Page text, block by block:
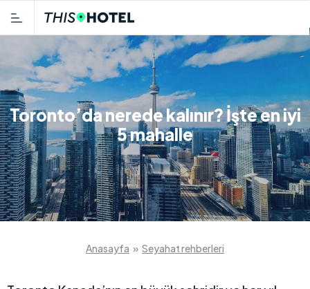
Toronto’da nerede kalınır? İşte en iyi
5 mahalle
Anasayfa » Seyahat rehberleri